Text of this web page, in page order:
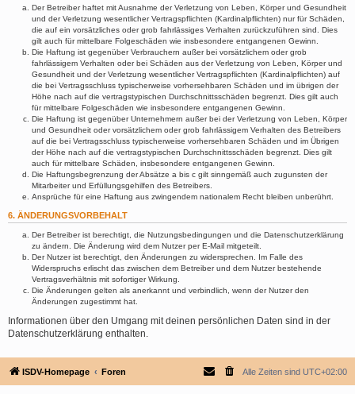
Der Betreiber haftet mit Ausnahme der Verletzung von Leben, Körper und Gesundheit
und der Verletzung wesentlicher Vertragspflichten (Kardinalpflichten) nur für Schäden,
die auf ein vorsätzliches oder grob fahrlässiges Verhalten zurückzuführen sind. Dies
gilt auch für mittelbare Folgeschäden wie insbesondere entgangenen Gewinn.
Die Haftung ist gegenüber Verbrauchern außer bei vorsätzlichem oder grob
fahrlässigem Verhalten oder bei Schäden aus der Verletzung von Leben, Körper und
Gesundheit und der Verletzung wesentlicher Vertragspflichten (Kardinalpflichten) auf
die bei Vertragsschluss typischerweise vorhersehbaren Schäden und im übrigen der
Höhe nach auf die vertragstypischen Durchschnittsschäden begrenzt. Dies gilt auch
für mittelbare Folgeschäden wie insbesondere entgangenen Gewinn.
Die Haftung ist gegenüber Unternehmern außer bei der Verletzung von Leben, Körper
und Gesundheit oder vorsätzlichem oder grob fahrlässigem Verhalten des Betreibers
auf die bei Vertragsschluss typischerweise vorhersehbaren Schäden und im Übrigen
der Höhe nach auf die vertragstypischen Durchschnittsschäden begrenzt. Dies gilt
auch für mittelbare Schäden, insbesondere entgangenen Gewinn.
Die Haftungsbegrenzung der Absätze a bis c gilt sinngemäß auch zugunsten der
Mitarbeiter und Erfüllungsgehilfen des Betreibers.
Ansprüche für eine Haftung aus zwingendem nationalem Recht bleiben unberührt.
6. ÄNDERUNGSVORBEHALT
Der Betreiber ist berechtigt, die Nutzungsbedingungen und die Datenschutzerklärung
zu ändern. Die Änderung wird dem Nutzer per E-Mail mitgeteilt.
Der Nutzer ist berechtigt, den Änderungen zu widersprechen. Im Falle des
Widerspruchs erlischt das zwischen dem Betreiber und dem Nutzer bestehende
Vertragsverhältnis mit sofortiger Wirkung.
Die Änderungen gelten als anerkannt und verbindlich, wenn der Nutzer den
Änderungen zugestimmt hat.
Informationen über den Umgang mit deinen persönlichen Daten sind in der
Datenschutzerklärung enthalten.
ISDV-Homepage Foren Alle Zeiten sind UTC+02:00